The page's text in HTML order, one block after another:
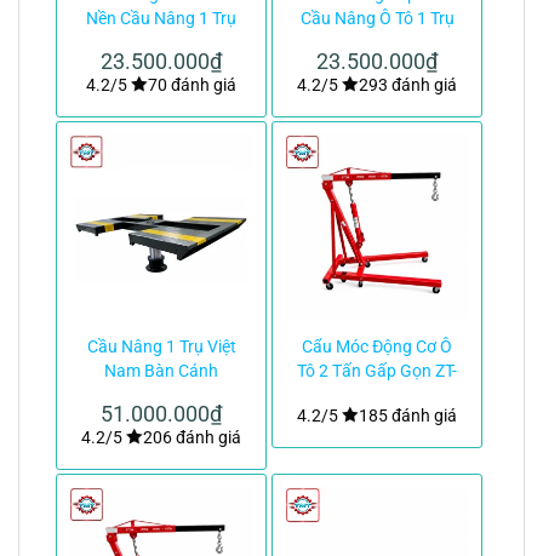
Nền Cầu Nâng 1 Trụ
23.500.000₫
4.2/5 70 đánh giá
Cầu Nâng Ô Tô 1 Trụ
23.500.000₫
4.2/5 293 đánh giá
Cầu Nâng 1 Trụ Việt
Nam Bàn Cánh
51.000.000₫
4.2/5 206 đánh giá
Cẩu Móc Động Cơ Ô
Tô 2 Tấn Gấp Gọn ZT-
4.2/5
185 đánh giá